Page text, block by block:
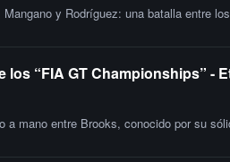
y Rodríguez: una batalla entre
los “FIA GT Championships” -
a mano entre Brooks, conocido por su